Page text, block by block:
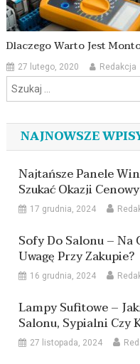
Dlaczego Warto Jest
27 lutego, 2020 Redakcja
NAJNOWSZE
Najtańsze Panele
Szukać Okazji
17 grudnia, 2024
Sofy Do Salonu – Na
Uwagę Przy Zakupie?
16 grudnia, 2024
Lampy Sufitowe –
Salonu, Sypialni Czy
27 listopada, 2024